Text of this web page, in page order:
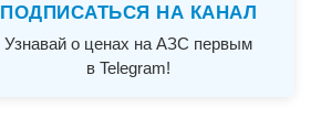
ПОДПИСАТЬСЯ НА КАНАЛ
Узнавай о ценах на АЗС первым
в Telegram!